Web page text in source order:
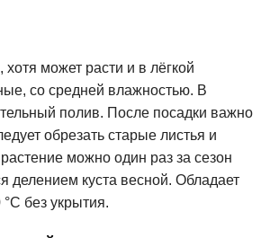
может расти и в лёгкой
со средней влажностью. В
полив. После посадки важно
обрезать старые листья и
можно один раз за сезон
куста весной. Обладает
без укрытия.